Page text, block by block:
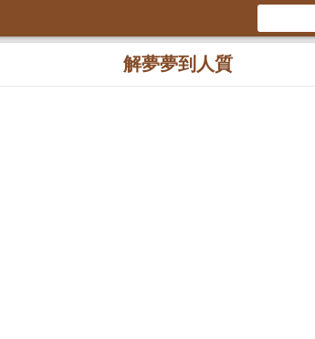
解夢夢到人質